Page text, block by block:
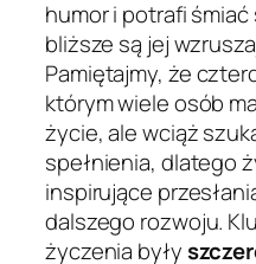
humor i potrafi
bliższe są jej
Pamiętajmy, że
którym wiele osób
życie, ale wciąż
spełnienia, dlatego
inspirujące
dalszego rozwoju.
życzenia były